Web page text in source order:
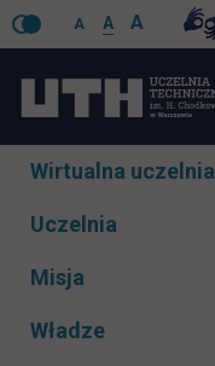
A A A
Pomiń
Wirtualna uczelnia
Uczelnia
Misja
Władze